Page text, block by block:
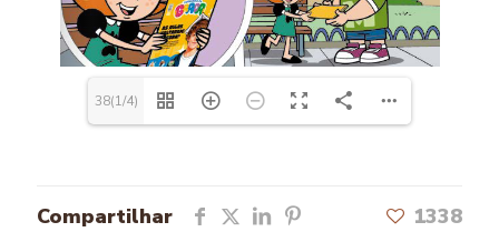
38(1/4)
Compartilhar 1338